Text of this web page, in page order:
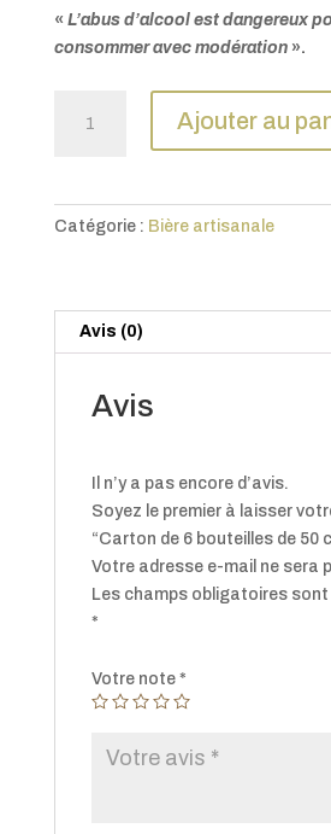
« L’abus d’alcool est dangereux
consommer avec modération».
Ajouter au
Catégorie : Bière artisanale
Avis (0)
Avis
Il n’y a pas encore d’avis.
Soyez le premier à laisser
“Carton de 6 bouteilles de 50
Votre adresse e-mail ne sera
Les champs obligatoires sont
*
Votre note *